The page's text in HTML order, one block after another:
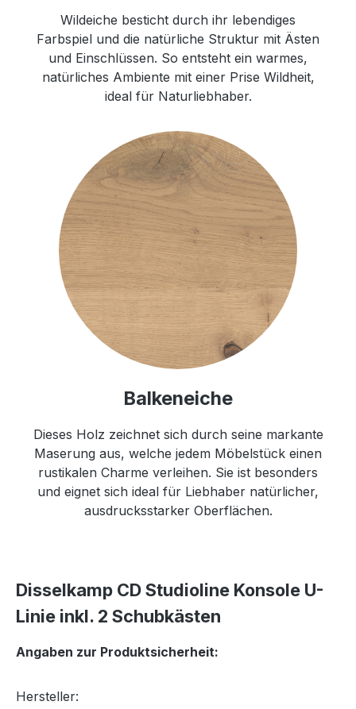
Wildeiche besticht durch ihr lebendiges
Farbspiel und die natürliche Struktur mit Ästen
und Einschlüssen. So entsteht ein warmes,
natürliches Ambiente mit einer Prise Wildheit,
ideal für Naturliebhaber.
Balkeneiche
Dieses Holz zeichnet sich durch seine markante
Maserung aus, welche jedem Möbelstück einen
rustikalen Charme verleihen. Sie ist besonders
und eignet sich ideal für Liebhaber natürlicher,
ausdrucksstarker Oberflächen.
Disselkamp CD Studioline Konsole U-
Linie inkl. 2 Schubkästen
Angaben zur Produktsicherheit:
Hersteller: